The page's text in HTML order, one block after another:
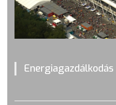
Energiagazdálkodás